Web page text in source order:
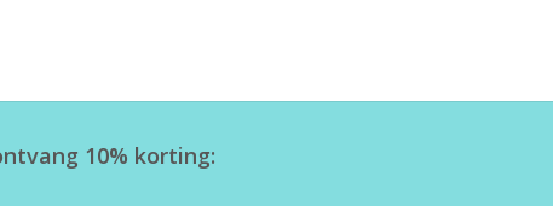
10% korting: